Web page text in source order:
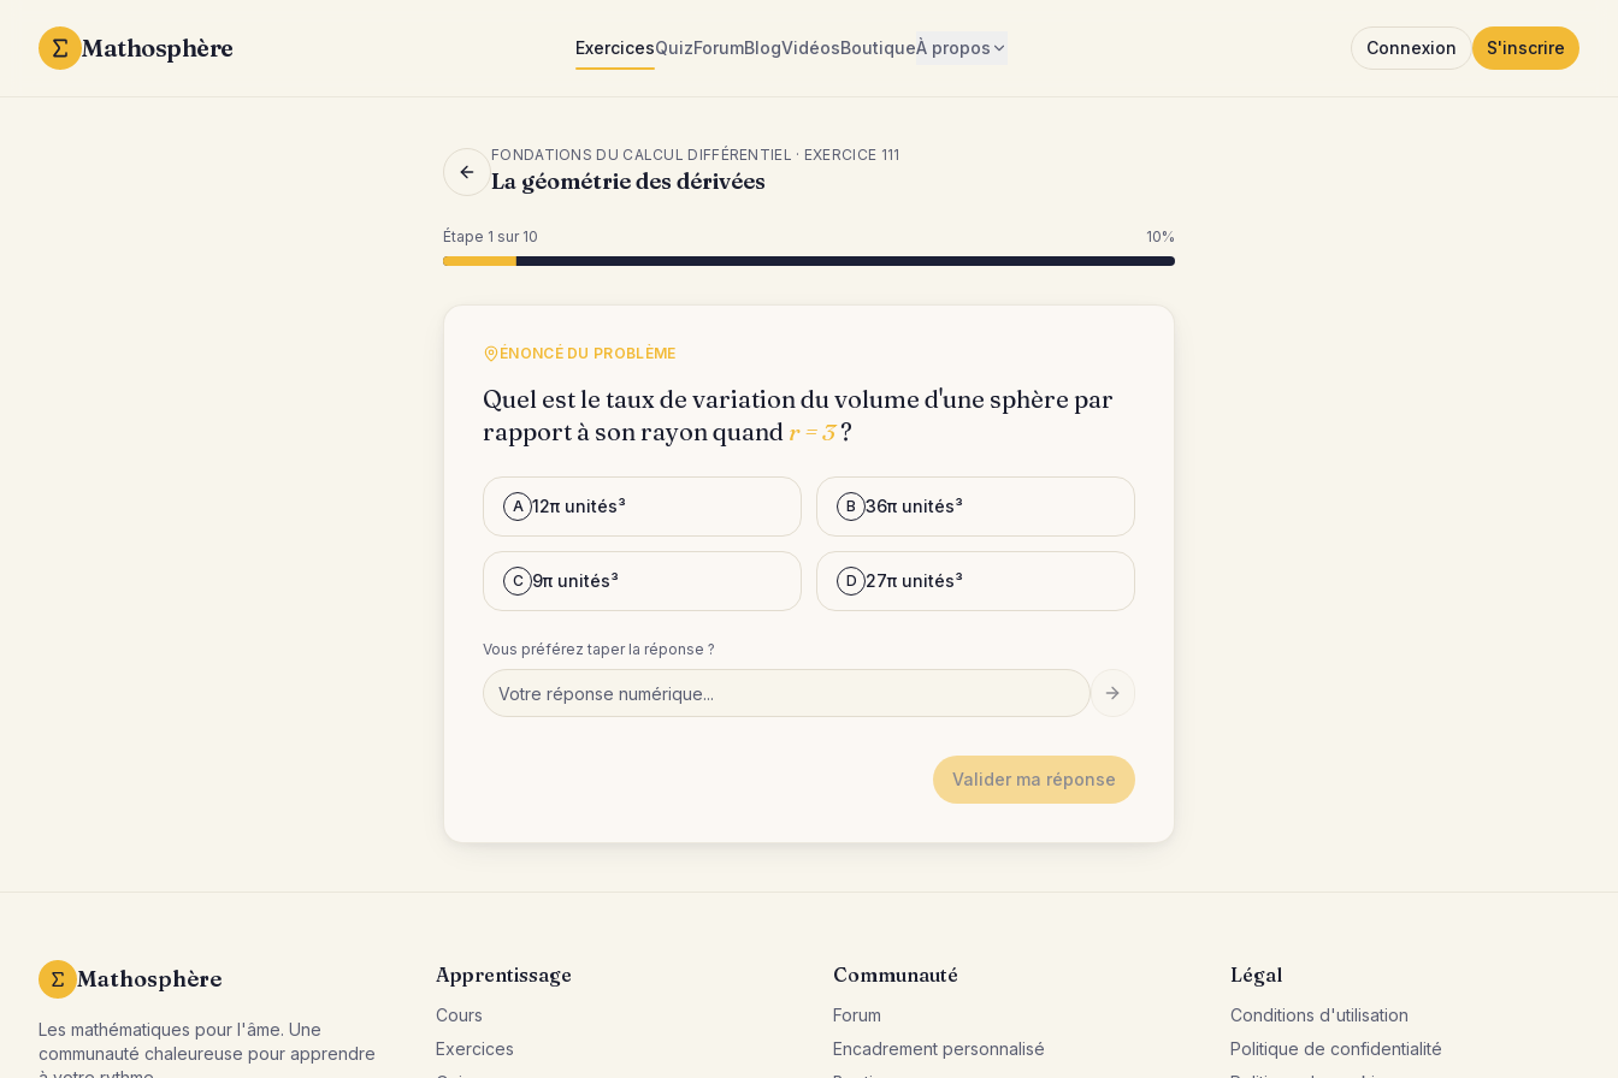
Mathosphère ExercicesQuizForumBlogVidéosBoutiqueÀ propos Connexion S'inscrire
FONDATIONS DU CALCUL DIFFÉRENTIEL · EXERCICE 111
La géométrie des dérivées
Étape 1 sur 10 10%
ÉNONCÉ DU PROBLÈME
Quel est le taux de variation du volume d'une sphère par
rapport à son rayon quand r = 3?
A 12π unités³ B 36π unités³
C 9π unités³ D 27π unités³
Vous préférez taper la réponse ?
Valider ma réponse
Mathosphère
Les mathématiques pour l'âme. Une
communauté chaleureuse pour apprendre
Apprentissage
Cours
Exercices
Communauté
Forum
Encadrement personnalisé
Légal
Conditions d'utilisation
Politique de confidentialité